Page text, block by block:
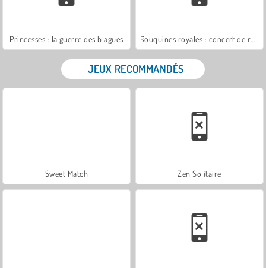
Princesses : la guerre des blagues
JEUX RECOMMANDÉS
Sweet Match Zen Solitaire